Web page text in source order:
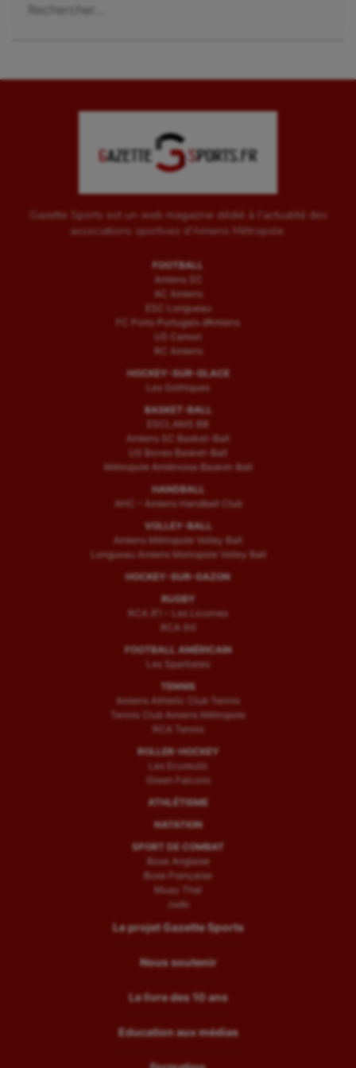
Tir
Triathlon
Ultimate frisbee
Water-polo
Gazette Sports est un web magazine dédié à l'actualité des
associations sportives d'Amiens Métropole.
FOOTBALL
Amiens SC
AC Amiens
ESC Longueau
FC Porto Portugais d’Amiens
US Camon
RC Amiens
HOCKEY-SUR-GLACE
Les Gothiques
BASKET-BALL
ESCLAMS BB
Amiens SC Basket-Ball
US Boves Basket-Ball
Métropole Amiénoise Basket-Ball
HANDBALL
AHC – Amiens Handball Club
VOLLEY-BALL
Amiens Métropole Volley Ball
Longueau Amiens Metropole Volley Ball
HOCKEY-SUR-GAZON
RUGBY
RCA (F) – Les Licornes
RCA (H)
FOOTBALL AMÉRICAIN
Les Spartiates
TENNIS
Amiens Athletic Club Tennis
Tennis Club Amiens Métropole
RCA Tennis
ROLLER-HOCKEY
Les Ecureuils
Green Falcons
ATHLÉTISME
NATATION
SPORT DE COMBAT
Boxe Anglaise
Boxe Française
Muay Thaï
Judo
Le projet Gazette Sports
Nous soutenir
Le livre des 10 ans
Education aux médias